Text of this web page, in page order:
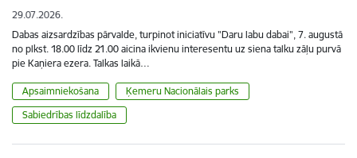
29.07.2026.
Dabas aizsardzības pārvalde, turpinot iniciatīvu "Daru labu dabai", 7. augustā
no plkst. 18.00 līdz 21.00 aicina ikvienu interesentu uz siena talku zāļu purvā
pie Kaņiera ezera. Talkas laikā…
Apsaimniekošana
Ķemeru Nacionālais parks
Sabiedrības līdzdalība